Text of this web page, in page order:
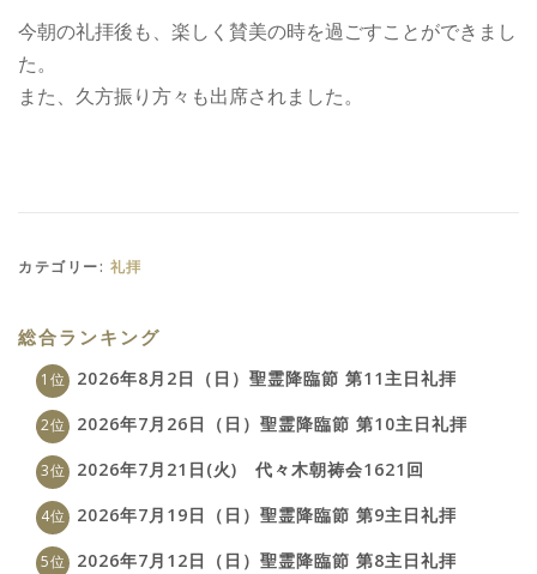
今朝の礼拝後も、楽しく賛美の時を過ごすことができまし
た。
また、久方振り方々も出席されました。
カテゴリー: 礼拝
総合ランキング
2026年8月2日（日）聖霊降臨節 第11主日礼拝
2026年7月26日（日）聖霊降臨節 第10主日礼拝
2026年7月21日(火) 代々木朝祷会1621回
2026年7月19日（日）聖霊降臨節 第9主日礼拝
2026年7月12日（日）聖霊降臨節 第8主日礼拝